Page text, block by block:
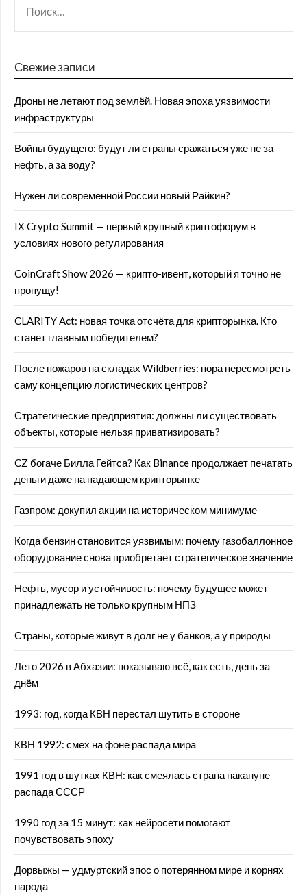
Свежие записи
Дроны не летают под землёй. Новая эпоха уязвимости
инфраструктуры
Войны будущего: будут ли страны сражаться уже не за
нефть, а за воду?
Нужен ли современной России новый Райкин?
IX Crypto Summit — первый крупный криптофорум в
условиях нового регулирования
CoinCraft Show 2026 — крипто-ивент, который я точно не
пропущу!
CLARITY Act: новая точка отсчёта для крипторынка. Кто
станет главным победителем?
После пожаров на складах Wildberries: пора пересмотреть
саму концепцию логистических центров?
Стратегические предприятия: должны ли существовать
объекты, которые нельзя приватизировать?
CZ богаче Билла Гейтса? Как Binance продолжает печатать
деньги даже на падающем крипторынке
Газпром: докупил акции на историческом минимуме
Когда бензин становится уязвимым: почему газобаллонное
оборудование снова приобретает стратегическое значение
Нефть, мусор и устойчивость: почему будущее может
принадлежать не только крупным НПЗ
Страны, которые живут в долг не у банков, а у природы
Лето 2026 в Абхазии: показываю всё, как есть, день за
днём
1993: год, когда КВН перестал шутить в стороне
КВН 1992: смех на фоне распада мира
1991 год в шутках КВН: как смеялась страна накануне
распада СССР
1990 год за 15 минут: как нейросети помогают
почувствовать эпоху
Дорвыжы — удмуртский эпос о потерянном мире и корнях
народа